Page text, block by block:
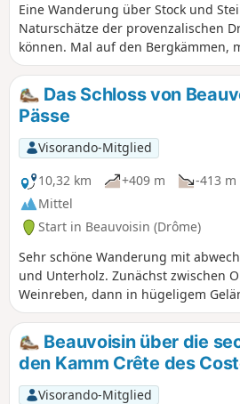
Eine Wanderung über Stock und
Naturschätze der provenzalischen
können. Mal auf den Bergkämmen,
werden Sie eine herrliche Natur
Jahreszeit empfehlenswert! Sie
sechs Pässe mit atemberaubenden
bis zum Mittelmeer und gegenüber
Das Schloss von
Pässe
Visorando-Mitglied
10,32 km
+409 m -413 m
Mittel
Start in Beauvoisin (Drôme)
Sehr schöne Wanderung mit
und Unterholz. Zunächst zwischen
Weinreben, dann in hügeligem
außergewöhnlichen Ausblicken. Sie
Anstrengungen, die Sie für diese
genommen haben, nicht bereuen.
über den neuen Waldweg die Ruinen
Beauvoisin erreichen.
Beauvoisin über die
den Kamm Crête des
Visorando-Mitglied